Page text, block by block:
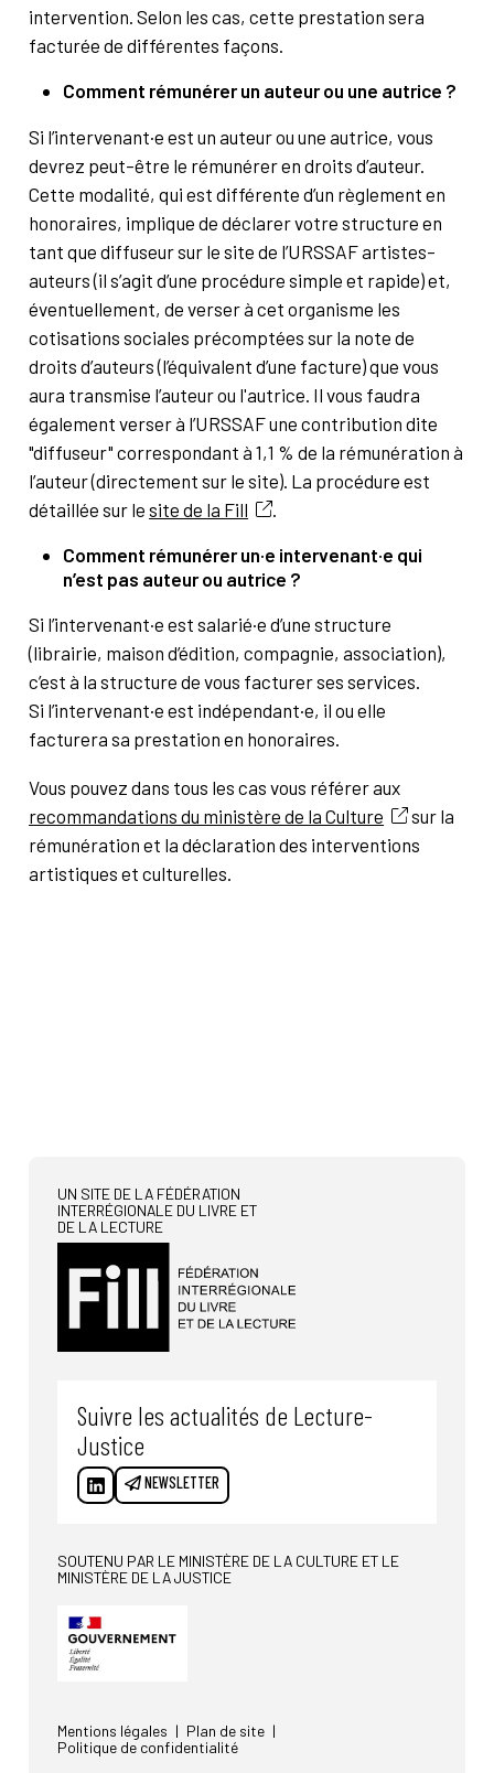
intervention. Selon les cas, cette prestation sera
facturée de différentes façons.
Comment rémunérer un auteur ou une autrice ?
Si l’intervenant·e est un auteur ou une autrice, vous
devrez peut-être le rémunérer en droits d’auteur.
Cette modalité, qui est différente d’un règlement en
honoraires, implique de déclarer votre structure en
tant que diffuseur sur le site de l’URSSAF artistes-
auteurs (il s’agit d’une procédure simple et rapide) et,
éventuellement, de verser à cet organisme les
cotisations sociales précomptées sur la note de
droits d’auteurs (l’équivalent d’une facture) que vous
aura transmise l’auteur ou l'autrice. Il vous faudra
également verser à l’URSSAF une contribution dite
"diffuseur" correspondant à 1,1 % de la rémunération à
l’auteur (directement sur le site). La procédure est
détaillée sur lesite de la Fill .
Comment rémunérer un·e intervenant·e qui
n’est pas auteur ou autrice ?
Si l’intervenant·e est salarié·e d’une structure
(librairie, maison d’édition, compagnie, association),
c’est à la structure de vous facturer ses services.
Si l’intervenant·e est indépendant·e, il ou elle
facturera sa prestation en honoraires.
Vous pouvez dans tous les cas vous référer aux
recommandations du ministère de la Culture
sur la
rémunération et la déclaration des interventions
artistiques et culturelles.
UN SITE DE LA FÉDÉRATION
INTERRÉGIONALE DU LIVRE ET
DE LA LECTURE
Suivre les actualités de Lecture-
Justice
NEWSLETTER
SOUTENU PAR LE MINISTÈRE DE LA CULTURE ET LE
MINISTÈRE DE LA JUSTICE
Mentions légales
Plan de site
Politique de confidentialité